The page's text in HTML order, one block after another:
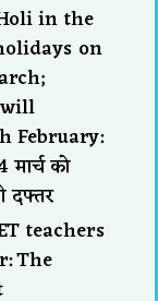
in the
on
February:
को
दफ्तर
teachers
The